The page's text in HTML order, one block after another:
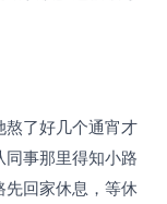
了好几个通宵才
事那里得知小路
先回家休息，等休